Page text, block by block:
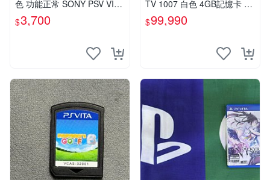
色 功能正常 SONY PSV VITA
主機 2000~3000型 二手功能
正常 賣3千5~4千也可用各式
$3,700
TV 1007 白色 4GB記憶卡 PS
3手把(白) 書盒完整 【台中恐
龍電玩】
$99,990